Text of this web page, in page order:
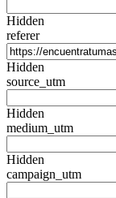
Hidden
referer
Hidden
source_utm
Hidden
medium_utm
Hidden
campaign_utm